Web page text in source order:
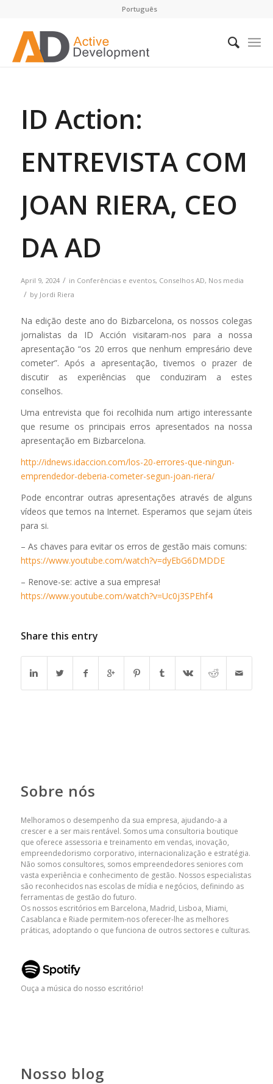
Português
ID Action:
ENTREVISTA COM
JOAN RIERA, CEO
DA AD
April 9, 2024 / in Conferências e eventos, Conselhos AD, Nos media
/ by Jordi Riera
Na edição deste ano do Bizbarcelona, os nossos colegas
jornalistas da ID Acción visitaram-nos para a nossa
apresentação “os 20 erros que nenhum empresário deve
cometer”. Após a apresentação, tivemos o prazer de
discutir as experiências que conduziram a estes
conselhos.
Uma entrevista que foi recolhida num artigo interessante
que resume os principais erros apresentados na nossa
apresentação em Bizbarcelona.
http://idnews.idaccion.com/los-20-errores-que-ningun-
emprendedor-deberia-cometer-segun-joan-riera/
Pode encontrar outras apresentações através de alguns
vídeos que temos na Internet. Esperamos que sejam úteis
para si.
– As chaves para evitar os erros de gestão mais comuns:
https://www.youtube.com/watch?v=dyEbG6DMDDE
– Renove-se: active a sua empresa!
https://www.youtube.com/watch?v=Uc0j3SPEhf4
Share this entry
Sobre nós
Melhoramos o desempenho da sua empresa, ajudando-a a
crescer e a ser mais rentável. Somos uma consultoria boutique
que oferece assessoria e treinamento em vendas, inovação,
empreendedorismo corporativo, internacionalização e estratégia.
Não somos consultores, somos empreendedores seniores com
vasta experiência e conhecimento de gestão. Nossos especialistas
são reconhecidos nas escolas de mídia e negócios, definindo as
ferramentas de gestão do futuro.
Os nossos escritórios em Barcelona, ​​Madrid, Lisboa, Miami,
Casablanca e Riade permitem-nos oferecer-lhe as melhores
práticas, adoptando o que funciona de outros sectores e culturas.
Ouça a música do nosso escritório!
Nosso blog